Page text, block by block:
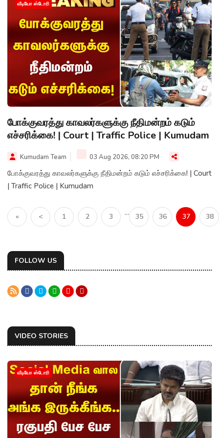
வீடியோ ஸ்டோரி
போக்குவரத்து காவலர்களுக்கு நீதிமன்றம் கடும்
எச்சரிக்கை! | Court | Traffic Police | Kumudam
Kumudam Team 03 Aug 2026, 08:20 PM
போக்குவரத்து காவலர்களுக்கு நீதிமன்றம் கடும் எச்சரிக்கை! | Court
| Traffic Police | Kumudam
« < 1 2 3 ... 35 36 37 38
FOLLOW US
VIDEO STORIES
வீடியோ ஸ்டோரி